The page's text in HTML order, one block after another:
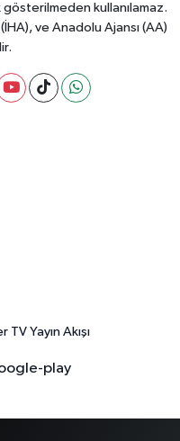
gösterilmeden kullanılamaz.
ve Anadolu Ajansı (AA)
TV Yayın Akışı